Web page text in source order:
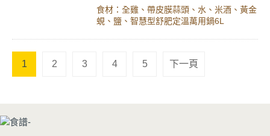
食材：全雞、帶皮膜蒜頭、水、米酒、黃金
蜆、鹽、智慧型舒肥定溫萬用鍋6L
1 2 3 4 5 下一頁